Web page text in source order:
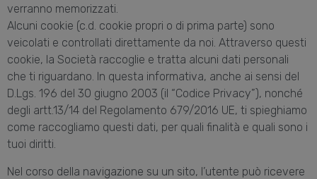
verranno memorizzati.
Alcuni cookie (c.d. cookie propri o di prima parte) sono
veicolati e controllati direttamente da noi. Attraverso questi
cookie, la Società raccoglie e tratta alcuni dati personali
che ti riguardano. In questa informativa, anche ai sensi del
D.Lgs. 196 del 30 giugno 2003 (il “Codice Privacy”), nonché
degli artt.13/14 del Regolamento 679/2016 UE, ti spieghiamo
come raccogliamo questi dati, per quali finalità e quali sono i
tuoi diritti.
Nel corso della navigazione su un sito, l’utente può ricevere